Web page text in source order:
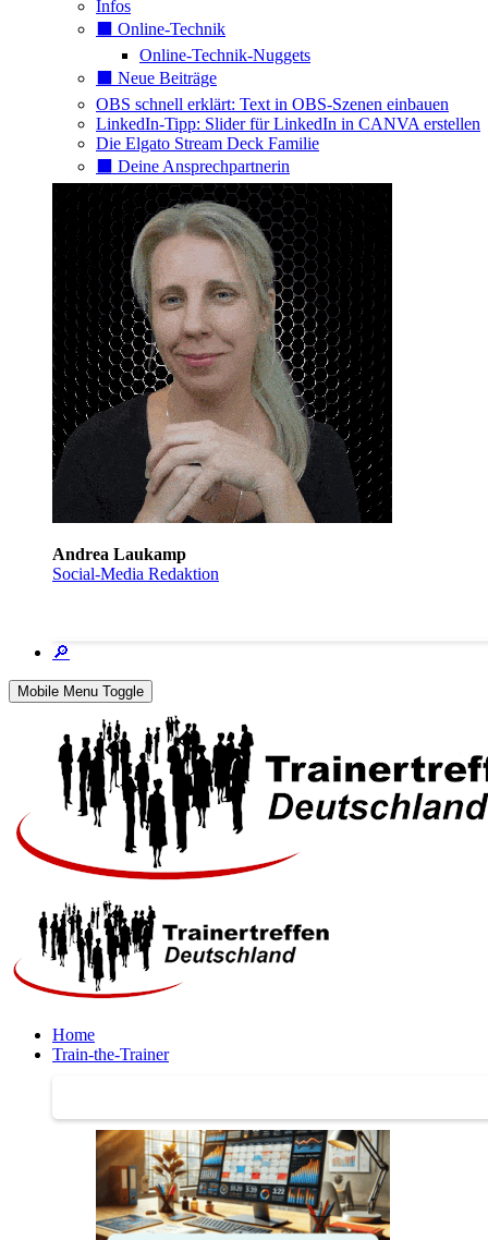
Infos
⬛️ Online-Technik
Online-Technik-Nuggets
⬛️ Neue Beiträge
OBS schnell erklärt: Text in OBS-Szenen einbauen
LinkedIn-Tipp: Slider für LinkedIn in CANVA erstellen
Die Elgato Stream Deck Familie
⬛️ Deine Ansprechpartnerin
Andrea Laukamp
Social-Media Redaktion
🔎
Mobile Menu Toggle
Home
Train-the-Trainer